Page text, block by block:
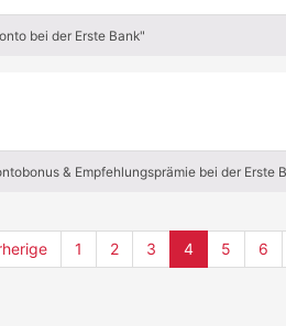
bei der Erste Bank"
& Empfehlungsprämie bei der Erste
1 2 3 4(current)
5 6